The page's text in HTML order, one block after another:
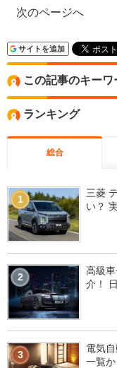
次のページへ
サイトを追加
この記事のキーワ
ランキング
総合
1
三菱
い？
2
高級
介！
3
電気
一覧